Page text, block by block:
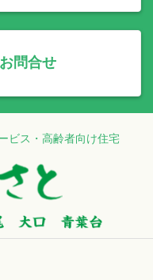
問合せ
ビス・高齢者向け住宅